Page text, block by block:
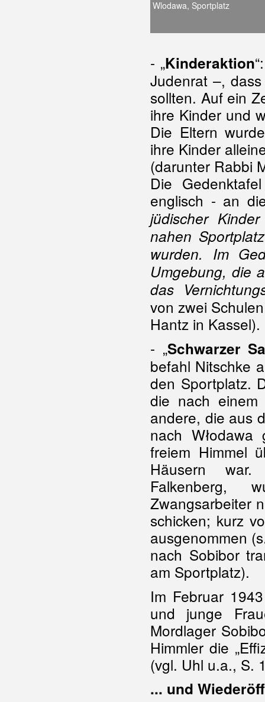
Wlodawa, Sportplatz
- „Kinderaktion
Judenrat –,
sollten. Auf ein
ihre Kinder und
Die Eltern
ihre Kinder
(darunter Rabbi
Die
englisch - an
jüdischer
nahen
wurden. Im
Umgebung, die
das
von zwei
Hantz in Kassel).
- „Schwarzer
befahl Nitschke
den Sportplatz.
die nach einem
andere, die aus
nach
freiem Himmel
Häusern war.
Falkenberg,
Zwangsarbeiter
schicken; kurz
ausgenommen
nach Sobibor
am Sportplatz).
Im Februar
und junge
Mordlager
Himmler die
(vgl. Uhl u.a., S.
... und